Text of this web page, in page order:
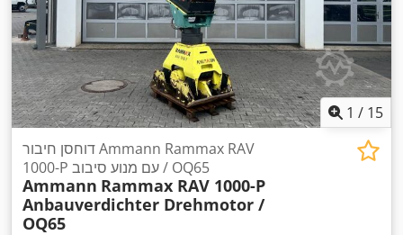
1 / 15
דוחסן חיבור Ammann Rammax RAV
1000-P עם מנוע סיבוב / OQ65
Ammann Rammax RAV 1000-P
Anbauverdichter Drehmotor /
OQ65